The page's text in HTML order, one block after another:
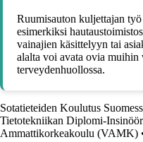
Ruumisauton kuljettajan
esimerkiksi
vainajien käsittelyyn tai
alalta voi avata ovia muihin
terveydenhuollossa.
Sotatieteiden Koulutus
Tietotekniikan Diplomi-
Ammattikorkeakoulu (VAMK)